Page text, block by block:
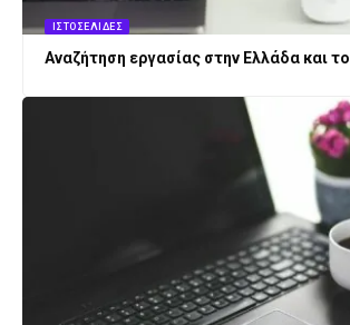
ΙΣΤΟΣΕΛΊΔΕΣ
Αναζήτηση εργασίας στην Ελλάδα και